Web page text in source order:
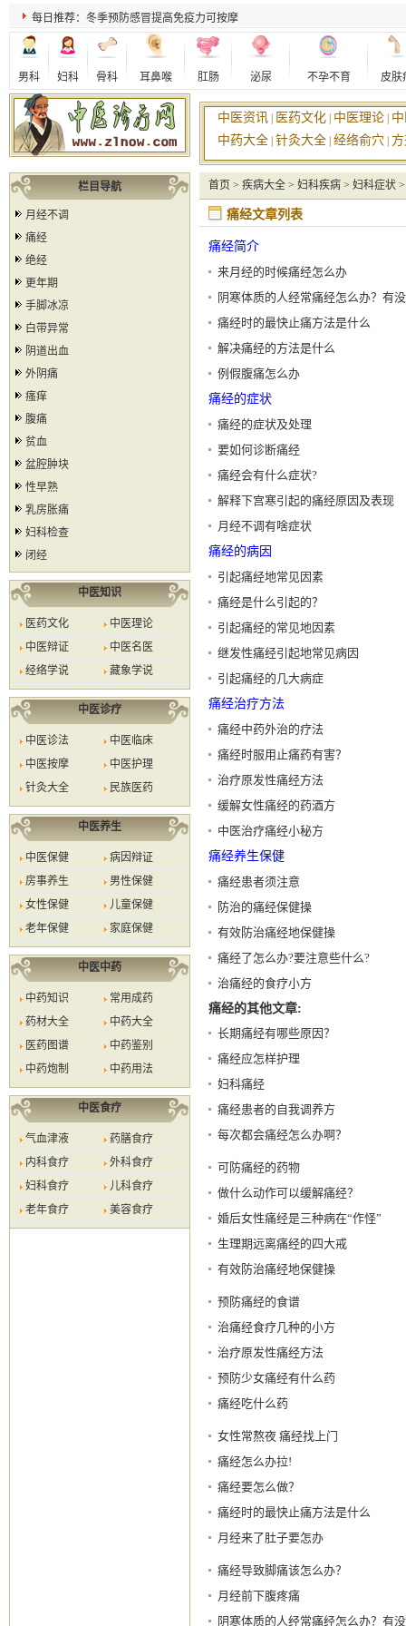
每日推荐：冬季预防感冒提高免疫力可按摩
男科 妇科 骨科 耳鼻喉 肛肠 泌尿 不孕不育 皮肤
中医资讯 医药文化 中医理论
中药大全 针灸大全 经络俞穴
栏目导航
月经不调
痛经
绝经
更年期
手脚冰凉
白带异常
阴道出血
外阴痛
瘙痒
腹痛
贫血
盆腔肿块
性早熟
乳房胀痛
妇科检查
闭经
中医知识
医药文化
中医理论
中医辩证
中医名医
经络学说
藏象学说
中医诊疗
中医诊法
中医临床
中医按摩
中医护理
针灸大全
民族医药
中医养生
中医保健
病因辩证
房事养生
男性保健
女性保健
儿童保健
老年保健
家庭保健
中医中药
中药知识
常用成药
药材大全
中药大全
医药图谱
中药鉴别
中药炮制
中药用法
中医食疗
气血津液
药膳食疗
内科食疗
外科食疗
妇科食疗
儿科食疗
老年食疗
美容食疗
首页 > 疾病大全 > 妇科疾病 > 妇科症状
痛经文章列表
痛经简介
来月经的时候痛经怎么办
阴寒体质的人经常痛经怎么办？有没
有食疗的方子？
痛经时的最快止痛方法是什么
解决痛经的方法是什么
例假腹痛怎么办
痛经的症状
痛经的症状及处理
要如何诊断痛经
痛经会有什么症状?
解释下宫寒引起的痛经原因及表现
月经不调有啥症状
痛经的病因
引起痛经地常见因素
痛经是什么引起的？
引起痛经的常见地因素
继发性痛经引起地常见病因
引起痛经的几大病症
痛经治疗方法
痛经中药外治的疗法
痛经时服用止痛药有害？
治疗原发性痛经方法
缓解女性痛经的药酒方
中医治疗痛经小秘方
痛经养生保健
痛经患者须注意
防治的痛经保健操
有效防治痛经地保健操
痛经了怎么办?要注意些什么?
治痛经的食疗小方
痛经的其他文章:
长期痛经有哪些原因？
痛经应怎样护理
妇科痛经
痛经患者的自我调养方
每次都会痛经怎么办啊？
可防痛经的药物
做什么动作可以缓解痛经？
婚后女性痛经是三种病在“作怪”
生理期远离痛经的四大戒
有效防治痛经地保健操
预防痛经的食谱
治痛经食疗几种的小方
治疗原发性痛经方法
预防少女痛经有什么药
痛经吃什么药
女性常熬夜 痛经找上门
痛经怎么办拉!
痛经要怎么做？
痛经时的最快止痛方法是什么
月经来了肚子要怎办
痛经导致脚痛该怎么办？
月经前下腹疼痛
阴寒体质的人经常痛经怎么办？有没